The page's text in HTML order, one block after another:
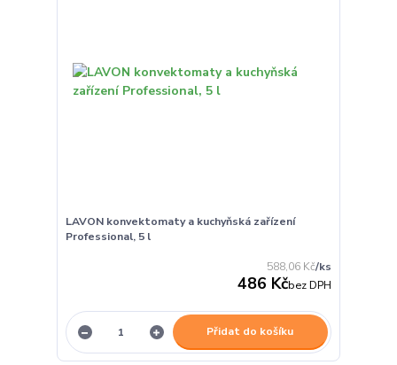
LAVON konvektomaty a kuchyňská zařízení
Professional, 5 l
588,06 Kč/ks
486 Kčbez DPH
Přidat do košíku